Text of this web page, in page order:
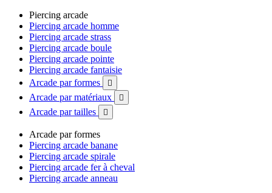
Piercing arcade
Piercing arcade homme
Piercing arcade strass
Piercing arcade boule
Piercing arcade pointe
Piercing arcade fantaisie
Arcade par formes

Arcade par matériaux 
Arcade par tailles 
Arcade par formes
Piercing arcade banane
Piercing arcade spirale
Piercing arcade fer à cheval
Piercing arcade anneau